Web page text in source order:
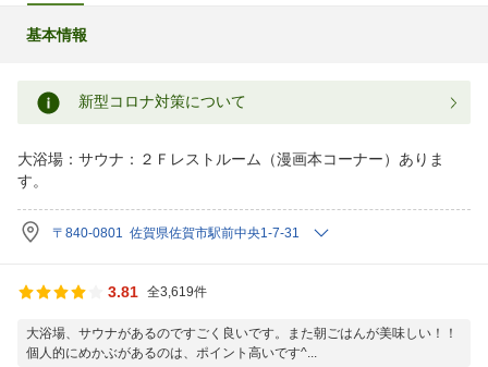
基本情報
新型コロナ対策について
大浴場：サウナ：２Ｆレストルーム（漫画本コーナー）ありま
す。
〒840-0801 佐賀県佐賀市駅前中央1-7-31
3.81 全3,619件
大浴場、サウナがあるのですごく良いです。また朝ごはんが美味しい！！
個人的にめかぶがあるのは、ポイント高いです^...